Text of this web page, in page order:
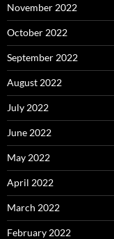
November 2022
October 2022
September 2022
August 2022
July 2022
June 2022
May 2022
April 2022
March 2022
February 2022